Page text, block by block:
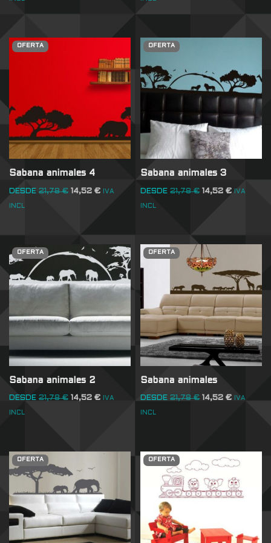
OFERTA
Sabana animales 4
DESDE 21,78€ 14,52 € IVA
INCL
OFERTA
Sabana animales 3
DESDE 21,78€ 14,52€ IVA
INCL
OFERTA
Sabana animales 2
DESDE 21,78€ 14,52 € IVA
INCL
OFERTA
Sabana animales
DESDE 21,78€ 14,52€ IVA
INCL
OFERTA OFERTA